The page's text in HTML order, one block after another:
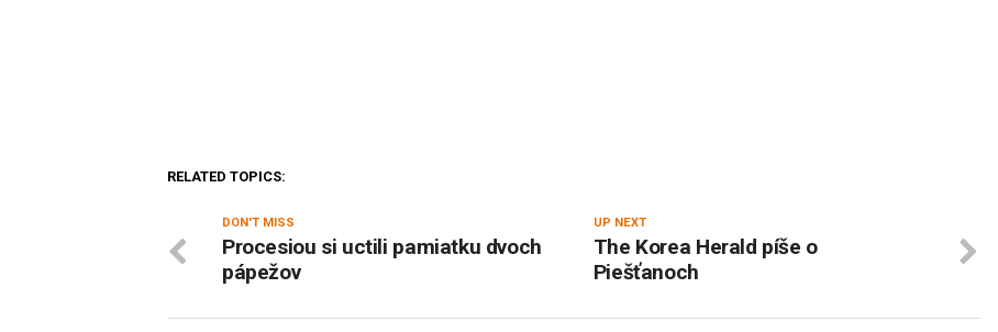
RELATED TOPICS:
UP NEXT
The Korea Herald píše o
Piešťanoch
DON'T MISS
Procesiou si uctili pamiatku dvoch
pápežov